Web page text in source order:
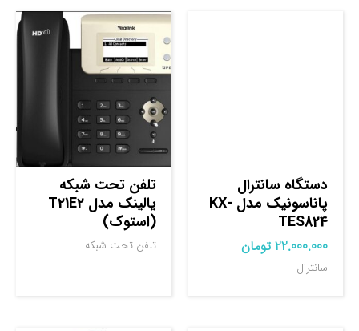
دستگاه سانترال
پاناسونیک مدل KX-
TES824
22.000.000 تومان
سانترال
تلفن تحت شبکه
یالینک مدل T21E2
(استوک)
تلفن تحت شبکه